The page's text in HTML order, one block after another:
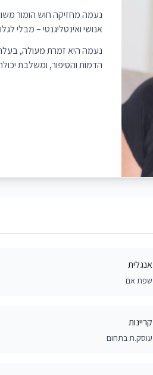
נעמה מחזיקה חוש הומור
אנושי ואינטליגנטי – מבלי
נעמה היא זמרת מעולה,
הדמות והסיפור, ומשלבת
אנגלית
שפת אם
קריינות
עוסק.ת בתחום